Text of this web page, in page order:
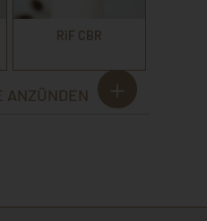
RiF CBR
ANZÜNDEN